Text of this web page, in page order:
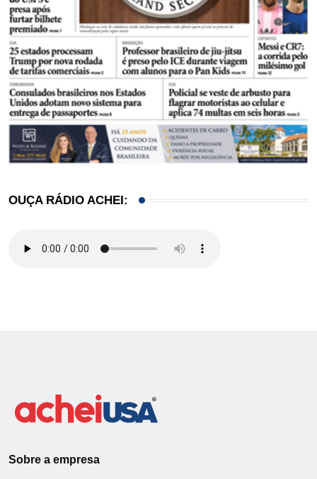
OUÇA RÁDIO ACHEI:
Sobre a empresa